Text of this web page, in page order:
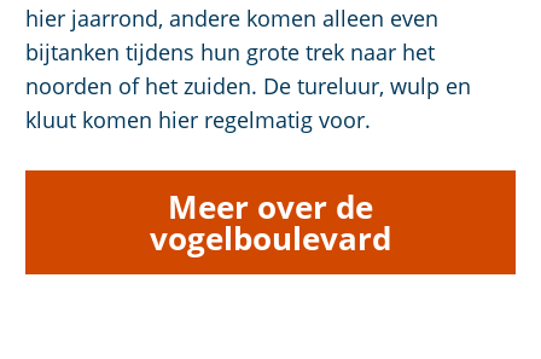
hier jaarrond, andere komen alleen even
bijtanken tijdens hun grote trek naar het
noorden of het zuiden. De tureluur, wulp en
kluut komen hier regelmatig voor.
Meer over de
vogelboulevard